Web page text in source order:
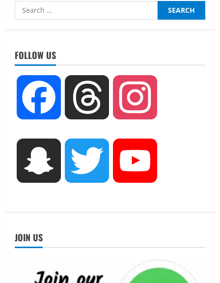
Search
for:
FOLLOW US
Facebook Threads
Snapchat Twitter
JOIN US
August 7, 2026
UTTARAKHAND NEWS
नाबार्ड ने राष्ट्रीय हथकरघा दिवस के अवसर पर
मुंबई में तीन दिवसीय प्रदर्शनी का आयोजन किया
UTTARAKHAND NEWS
जिलाधिकारी/जिला निर्वाचन अधिकारी ने
सहसपुर विधानसभा क्षेत्र के पोलिंग बूथों का
चयन : रेखा आर्या